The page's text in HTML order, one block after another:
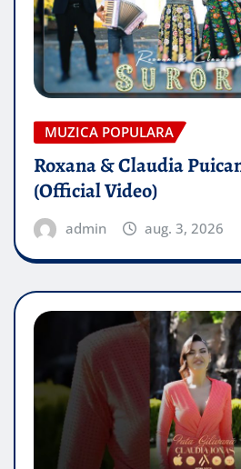
MUZICA POPULARA
Roxana & Claudia
(Official Video)
admin aug. 3, 2026